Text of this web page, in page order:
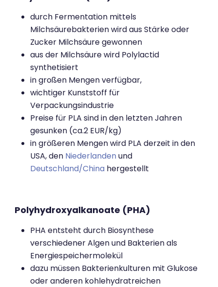
durch Fermentation mittels
Milchsäurebakterien wird aus Stärke oder
Zucker Milchsäure gewonnen
aus der Milchsäure wird Polylactid
synthetisiert
in großen Mengen verfügbar,
wichtiger Kunststoff für
Verpackungsindustrie
Preise für PLA sind in den letzten Jahren
gesunken (ca.2 EUR/kg)
in größeren Mengen wird PLA derzeit in den
USA, den Niederlandenund
Deutschland/China hergestellt
Polyhydroxyalkanoate (PHA)
PHA entsteht durch Biosynthese
verschiedener Algen und Bakterien als
Energiespeichermolekül
dazu müssen Bakterienkulturen mit Glukose
oder anderen kohlehydratreichen